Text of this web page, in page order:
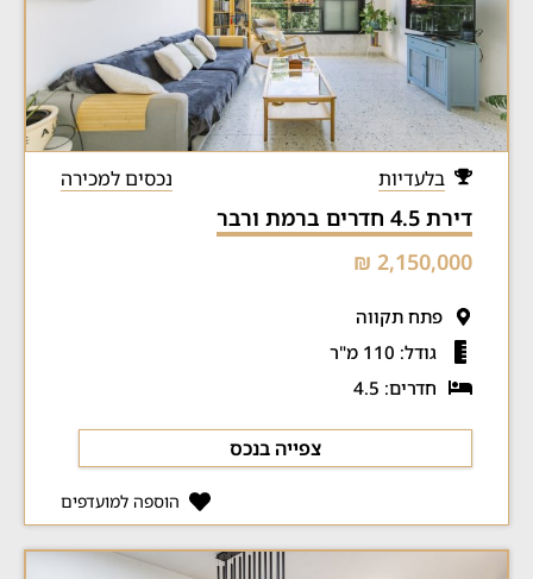
בלעדיות נכסים למכירה
דירת 4.5 חדרים ברמת ורבר
2,150,000 ₪
פתח תקווה
גודל: 110 מ"ר
חדרים: 4.5
צפייה בנכס
הוספה למועדפים